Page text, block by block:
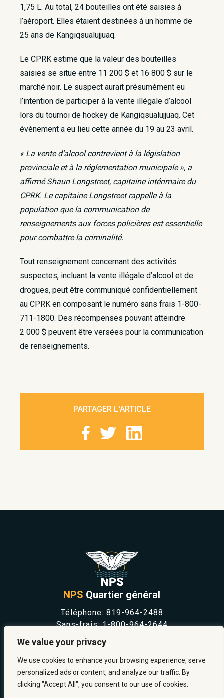
We value your privacy
We use cookies to enhance your browsing experience, serve
personalized ads or content, and analyze our traffic. By
clicking "Accept All", you consent to our use of cookies.
1,75 L. Au total, 24 bouteilles ont été saisies à
l’aéroport. Elles étaient destinées à un homme de
25 ans de Kangiqsualujjuaq.
Le CPRK estime que la valeur des bouteilles
saisies se situe entre 11 200 $ et 16 800 $ sur le
marché noir. Le suspect aurait présumément eu
l’intention de participer à la vente illégale d’alcool
lors du tournoi de hockey de Kangiqsualujjuaq. Cet
événement a eu lieu cette année du 19 au 23 avril.
« La vente d’alcool contrevient à la législation
provinciale et à la réglementation municipale », a
affirmé Shaun Longstreet, capitaine intérimaire du
CPRK. Le capitaine Longstreet rappelle à la
population que la communication de
renseignements aux forces policières est essentielle
pour combattre la criminalité.
Tout renseignement concernant des activités
suspectes, incluant la vente illégale d’alcool et de
drogues, peut être communiqué confidentiellement
au CPRK en composant le numéro sans frais 1-800-
711-1800. Des récompenses pouvant atteindre
2 000 $ peuvent être versées pour la communication
de renseignements.
PARTAGER L'ARTICLE
NPS Quartier général
Téléphone: 819-964-2488
Sans-frais:1-800-964-2644
SÉCURITÉ ET PRÉVENTION
CARRIÈRES
À PROPOS
NOUS JOINDRE